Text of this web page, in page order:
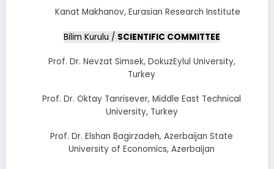
Kanat Makhanov, Eurasian Research Institute
Bilim Kurulu / SCIENTIFIC COMMITTEE
Prof. Dr. Nevzat Simsek, DokuzEylul University,
Turkey
Prof. Dr. Oktay Tanrisever, Middle East Technical
University, Turkey
Prof. Dr. Elshan Bagirzadeh, Azerbaijan State
University of Economics, Azerbaijan